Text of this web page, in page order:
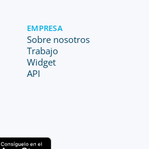
EMPRESA
Sobre nosotros
Trabajo
Widget
API